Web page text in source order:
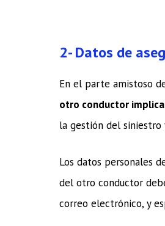
2-Datos de
En el parte amistoso
otro conductor
la gestión del siniestro
Los datos personales
del otro conductor
correo electrónico, y